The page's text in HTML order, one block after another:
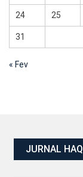
24 25
31
« Fev
JURNAL